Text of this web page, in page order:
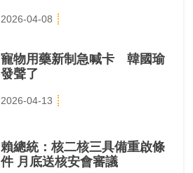
2026-04-08
寵物用藥新制急喊卡 韓國瑜
發聲了
2026-04-13
賴總統：核二核三具備重啟條
件 月底送核安會審議